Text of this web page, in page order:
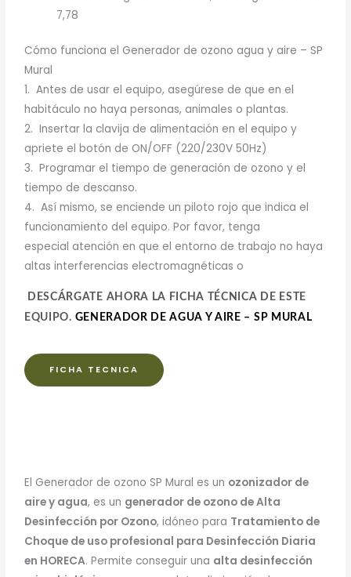
7,78
Cómo funciona el Generador de ozono agua y aire – SP
Mural
1. Antes de usar el equipo, asegúrese de que en el
habitáculo no haya personas, animales o plantas.
2. Insertar la clavija de alimentación en el equipo y
apriete el botón de ON/OFF (220/230V 50Hz)
3. Programar el tiempo de generación de ozono y el
tiempo de descanso.
4. Así mismo, se enciende un piloto rojo que indica el
funcionamiento del equipo. Por favor, tenga
especial atención en que el entorno de trabajo no haya
altas interferencias electromagnéticas o
DESCÁRGATE AHORA LA FICHA TÉCNICA DE ESTE
EQUIPO. GENERADOR DE AGUA Y AIRE – SP MURAL
FICHA TECNICA
El Generador de ozono SP Mural es un ozonizador de
aire y agua, es un generador de ozono de Alta
Desinfección por Ozono, idóneo para Tratamiento de
Choque de uso profesional para Desinfección Diaria
en HORECA. Permite conseguir una alta desinfección